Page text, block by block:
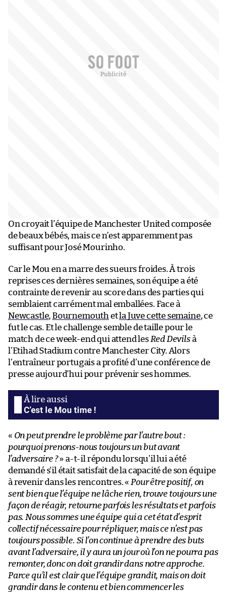
On croyait l’équipe de Manchester United composée
de beaux bébés, mais ce n’est apparemment pas
suffisant pour José Mourinho.
Car le Mou en a marre des sueurs froides. À trois
reprises ces dernières semaines, son équipe a été
contrainte de revenir au score dans des parties qui
semblaient carrément mal emballées. Face à
Newcastle,Bournemouth etla Juve cette semaine, ce
fut le cas. Et le challenge semble de taille pour le
match de ce week-end qui attend les Red Devilsà
l’Etihad Stadium contre Manchester City. Alors
l’entraîneur portugais a profité d’une conférence de
presse aujourd’hui pour prévenir ses hommes.
C’est le Mou time !
« On peut prendre le problème par l’autre bout :
pourquoi prenons-nous toujours un but avant
l’adversaire ?» a-t-il répondu lorsqu’il lui a été
demandé s’il était satisfait de la capacité de son équipe
à revenir dans les rencontres. « Pour être positif, on
sent bien que l’équipe ne lâche rien, trouve toujours une
façon de réagir, retourne parfois les résultats et parfois
pas. Nous sommes une équipe qui a cet état d’esprit
collectif nécessaire pour répliquer, mais ce n’est pas
toujours possible. Si l’on continue à prendre des buts
avant l’adversaire, il y aura un jour où l’on ne pourra pas
remonter, donc on doit grandir dans notre approche.
Parce qu’il est clair que l’équipe grandit, mais on doit
grandir dans le contenu et bien commencer les